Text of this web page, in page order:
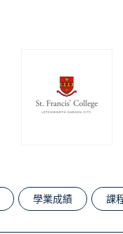
學業成績 課